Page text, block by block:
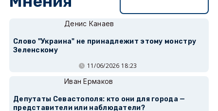
Денис Канаев
Слово "Украина" не принадлежит этому монстру
Зеленскому
11/06/2026 18:23
Иван Ермаков
Депутаты Севастополя: кто они для города —
представители или наблюдатели?